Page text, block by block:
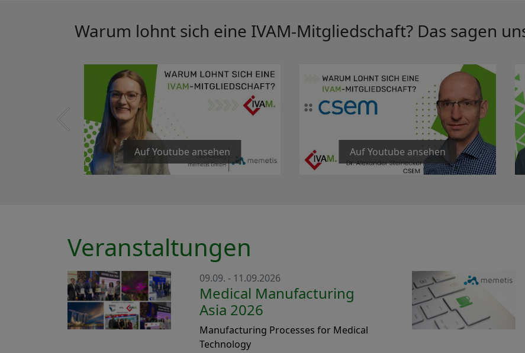
Warum lohnt sich eine IVAM-Mitgliedschaft? Das sagen
Auf Youtube ansehen Auf Youtube ansehen
Veranstaltungen
09.09. - 11.09.2026
Medical Manufacturing
Asia 2026
Manufacturing Processes for Medical
Technology